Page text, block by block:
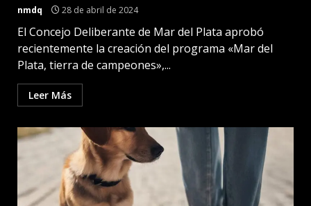
nmdq 28 de abril de 2024
El Concejo Deliberante de Mar del Plata aprobó
recientemente la creación del programa «Mar del
Plata, tierra de campeones»,...
Leer Más